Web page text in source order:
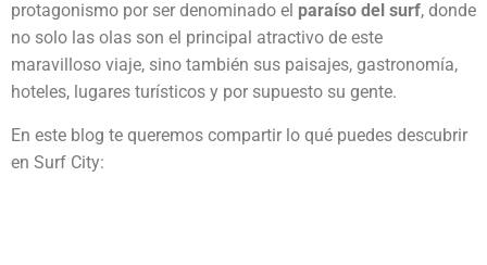
protagonismo por ser denominado el paraíso del surf, donde
no solo las olas son el principal atractivo de este
maravilloso viaje, sino también sus paisajes, gastronomía,
hoteles, lugares turísticos y por supuesto su gente.
En este blog te queremos compartir lo qué puedes descubrir
en Surf City: